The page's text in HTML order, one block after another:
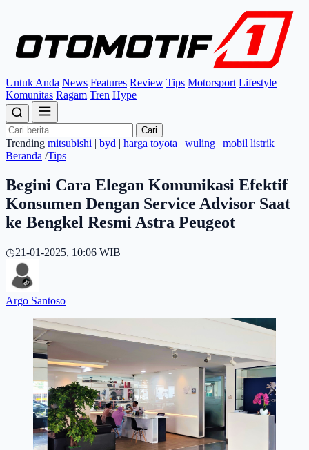
Untuk Anda News Features Review Tips Motorsport Lifestyle
Komunitas Ragam Tren Hype
Cari
Trending mitsubishi | byd | harga toyota | wuling | mobil listrik
Beranda /Tips
Begini Cara Elegan Komunikasi Efektif
Konsumen Dengan Service Advisor Saat
ke Bengkel Resmi Astra Peugeot
◷21-01-2025, 10:06 WIB
Argo Santoso